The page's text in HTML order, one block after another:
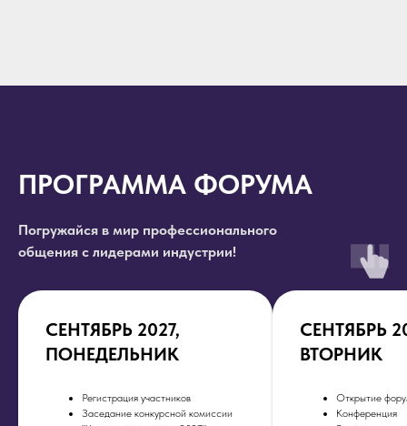
ПРОГРАММА ФОРУМА
Погружайся в мир профессионального
общения с лидерами индустрии!
СЕНТЯБРЬ 2027,
ПОНЕДЕЛЬНИК
Регистрация участников
Заседание конкурсной комиссии
СЕНТЯБРЬ
ВТОРНИК
Открытие
Конференция